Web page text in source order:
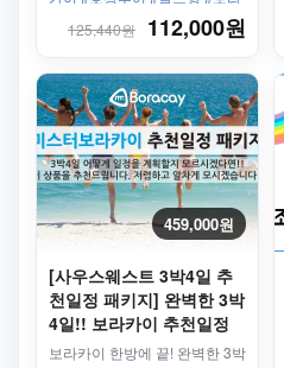
카이 #픽업샌딩 #왕복 #칼리보
공항 #보라카이리조트 #한인업
125,440원 112,000원
459,000원
[사우스웨스트 3박4일 추
천일정 패키지] 완벽한 3박
4일!! 보라카이 추천일정
패키지
보라카이 한방에 끝! 완벽한 3박